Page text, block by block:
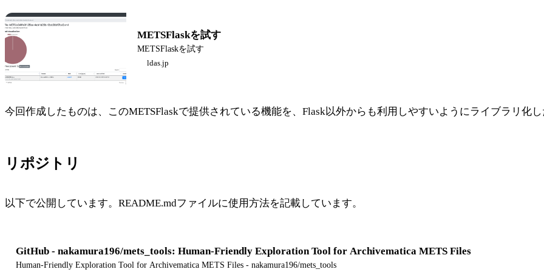
METSFlaskを試す
METSFlaskを試す
ldas.jp
今回作成したものは、このMETSFlaskで提供されている機能を、Flask以外からも利用しやすいようにライブラリ化し
リポジトリ
以下で公開しています。README.mdファイルに使用方法を記載しています。
GitHub - nakamura196/mets_tools: Human-Friendly Exploration Tool for Archivematica METS Files
Human-Friendly Exploration Tool for Archivematica METS Files - nakamura196/mets_tools